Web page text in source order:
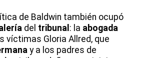
de Baldwin también ocupó
del tribunal : la abogada
víctimas Gloria Allred, que
y a los padres de